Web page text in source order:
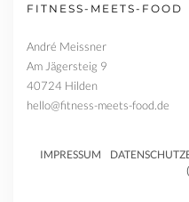
FITNESS-MEETS-FOOD
André Meissner
Am Jägersteig 9
40724 Hilden
hello@fitness-meets-food.de
IMPRESSUM